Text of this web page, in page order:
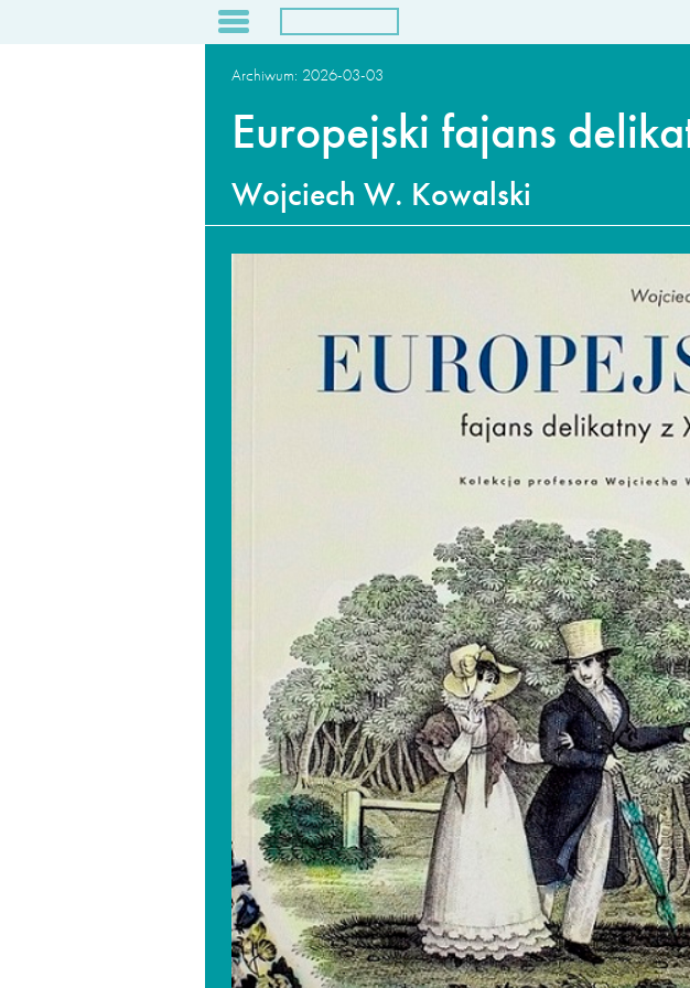
O nas
Archiwum
Archiwum: 2026-03-03
Europejski fajans
Wojciech W. Kowalski